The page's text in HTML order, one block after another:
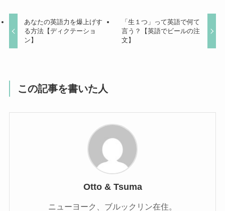
あなたの英語力を爆上げす
る方法【ディクテーショ
ン】
「生１つ」って英語で何て
言う？【英語でビールの注
文】
この記事を書いた人
Otto & Tsuma
ニューヨーク、ブルックリン在住。